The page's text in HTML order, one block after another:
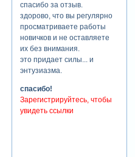
спасибо за отзыв.
здорово, что вы регулярно
просматриваете работы
новичков и не оставляете
их без внимания.
это придает силы... и
энтузиазма.
спасибо!
Зарегистрируйтесь, чтобы
увидеть ссылки